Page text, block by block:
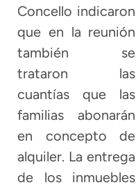
Concello indicaron
que en la reunión
también se
trataron las
cuantías que las
familias abonarán
en concepto de
alquiler. La entrega
de los inmuebles